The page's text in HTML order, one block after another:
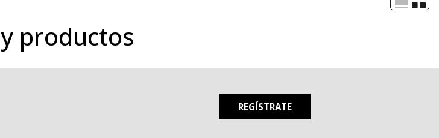
productos
que combinan frescura, versatilidad y estilo. Desde vestidos cortos perfectos para días soleados y
REGÍSTRATE